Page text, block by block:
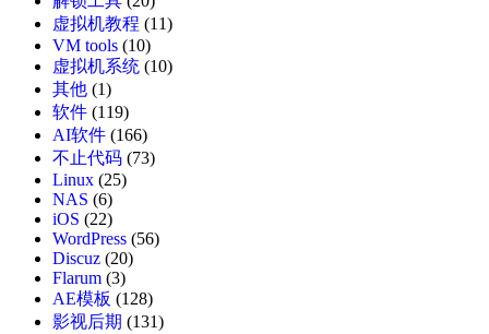
虚拟机教程 (11)
VM tools (10)
虚拟机系统 (10)
其他 (1)
软件 (119)
AI软件 (166)
不止代码 (73)
Linux (25)
NAS (6)
iOS (22)
WordPress (56)
Discuz (20)
Flarum (3)
AE模板 (128)
影视后期 (131)